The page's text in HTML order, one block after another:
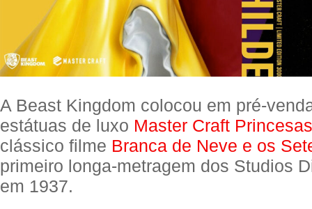
A Beast Kingdom colocou em pré-
estátuas de luxo Master Craft
clássico filme Branca de Neve e os
primeiro longa-metragem dos Studios
em 1937.